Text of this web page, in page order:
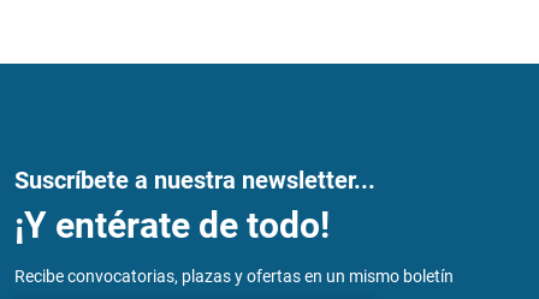
Suscríbete a nuestra newsletter...
¡Y entérate de todo!
Recibe convocatorias, plazas y ofertas en un mismo boletín